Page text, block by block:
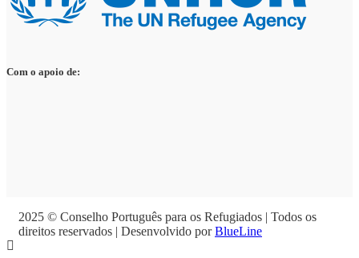
Com o apoio de:
2025 © Conselho Português para os Refugiados | Todos os
direitos reservados | Desenvolvido porBlueLine